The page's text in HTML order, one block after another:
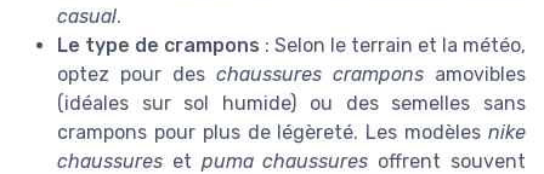
casual.
Le type de crampons : Selon le terrain et la météo,
optez pour des chaussures crampons amovibles
(idéales sur sol humide) ou des semelles sans
crampons pour plus de légèreté. Les modèles nike
chaussures et puma chaussures offrent souvent